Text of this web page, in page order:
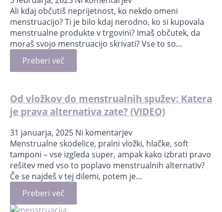
Ali kdaj občutiš neprijetnost, ko nekdo omeni
menstruacijo? Ti je bilo kdaj nerodno, ko si kupovala
menstrualne produkte v trgovini? Imaš občutek, da
moraš svojo menstruacijo skrivati? Vse to so…
Preberi več
Od vložkov do menstrualnih spužev: Katera
je prava alternativa zate? (VIDEO)
31 januarja, 2025 Ni komentarjev
Menstrualne skodelice, pralni vložki, hlačke, soft
tamponi – vse izgleda super, ampak kako izbrati pravo
rešitev med vso to poplavo menstrualnih alternativ?
Če se najdeš v tej dilemi, potem je…
Preberi več